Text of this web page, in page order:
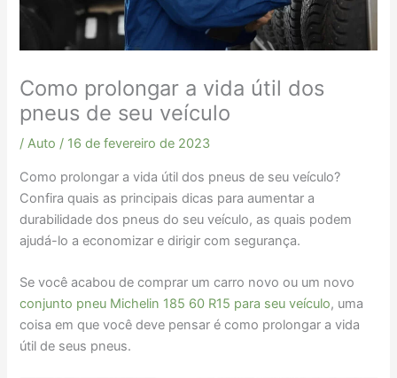
Como prolongar a vida útil dos
pneus de seu veículo
/Auto / 16 de fevereiro de 2023
Como prolongar a vida útil dos pneus de seu veículo?
Confira quais as principais dicas para aumentar a
durabilidade dos pneus do seu veículo, as quais podem
ajudá-lo a economizar e dirigir com segurança.
Se você acabou de comprar um carro novo ou um novo
conjunto pneu Michelin 185 60 R15 para seu veículo, uma
coisa em que você deve pensar é como prolongar a vida
útil de seus pneus.